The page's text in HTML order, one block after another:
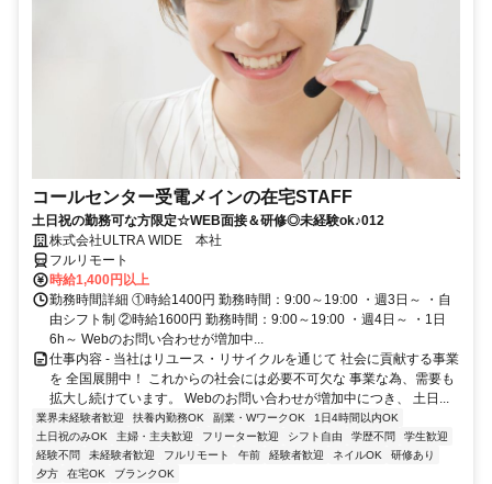
コールセンター受電メインの在宅STAFF
土日祝の勤務可な方限定☆WEB面接＆研修◎未経験ok♪012
株式会社ULTRA WIDE 本社
フルリモート
時給1,400円以上
勤務時間詳細 ①時給1400円 勤務時間：9:00～19:00 ・週3日～ ・自
由シフト制 ②時給1600円 勤務時間：9:00～19:00 ・週4日～ ・1日
6h～ Webのお問い合わせが増加中...
仕事内容 - 当社はリユース・リサイクルを通じて 社会に貢献する事業
を 全国展開中！ これからの社会には必要不可欠な 事業な為、需要も
拡大し続けています。 Webのお問い合わせが増加中につき、 土日...
業界未経験者歓迎 扶養内勤務OK 副業・WワークOK
1日4時間以内OK
土日祝のみOK
主婦・主夫歓迎 フリーター歓迎 シフト自由 学歴不問
学生歓迎
経験不問
未経験者歓迎 フルリモート 午前 経験者歓迎 ネイルOK
研修あり
夕方
在宅OK ブランクOK